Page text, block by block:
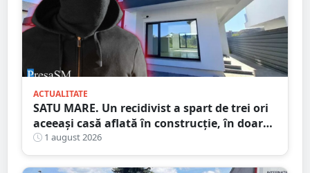
ACTUALITATE
SATU MARE. Un recidivist a spart de trei ori
aceeași casă aflată în construcție, în doar
șase zile
1 august 2026